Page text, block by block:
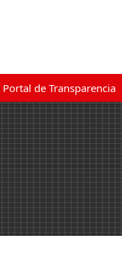
Portal de Transparencia